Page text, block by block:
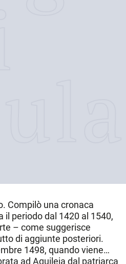
Compilò una cronaca
il periodo dal 1420 al 1540,
– come suggerisce
di aggiunte posteriori.
1498, quando viene
ad Aquileia dal patriarca